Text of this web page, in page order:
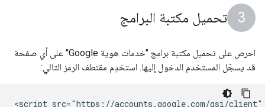
تحميل مكتبة البرامج
احرص على تحميل مكتبة برامج "خدمات هوية Google" على أي صفحة
قد يسجّل المستخدم الدخول إليها. استخدِم مقتطف الرمز التالي: